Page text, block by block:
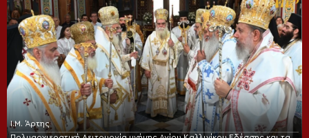
Ι.Μ. Άρτης